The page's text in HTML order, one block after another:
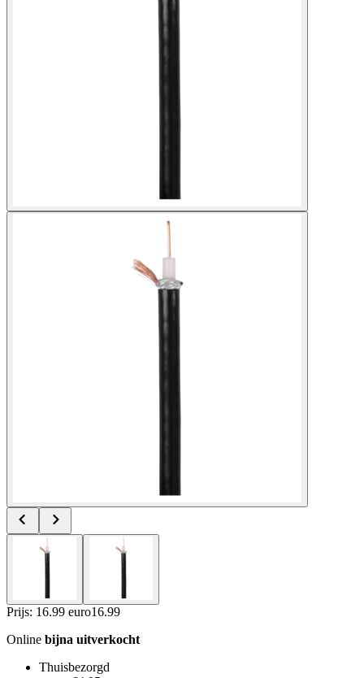
Prijs: 16.99 euro16.99
Online bijna uitverkocht
Thuisbezorgd